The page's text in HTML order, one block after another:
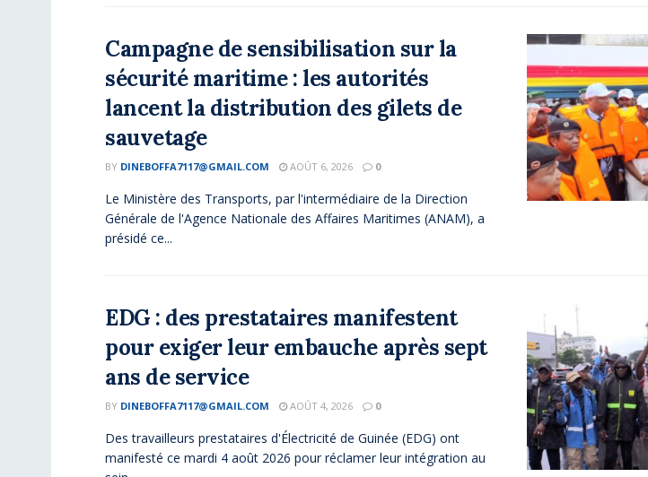
Campagne de sensibilisation sur la
sécurité maritime : les autorités
lancent la distribution des gilets de
sauvetage
BY DINEBOFFA7117@GMAIL.COM AOÛT 6, 2026 0
Le Ministère des Transports, par l'intermédiaire de la Direction
Générale de l'Agence Nationale des Affaires Maritimes (ANAM), a
présidé ce...
EDG : des prestataires manifestent
pour exiger leur embauche après sept
ans de service
BY DINEBOFFA7117@GMAIL.COM AOÛT 4, 2026 0
Des travailleurs prestataires d'Électricité de Guinée (EDG) ont
manifesté ce mardi 4 août 2026 pour réclamer leur intégration au